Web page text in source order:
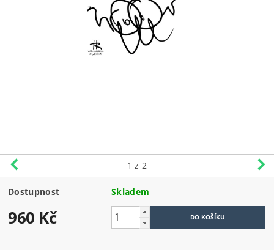
1 z 2
Dostupnost Skladem
960 Kč